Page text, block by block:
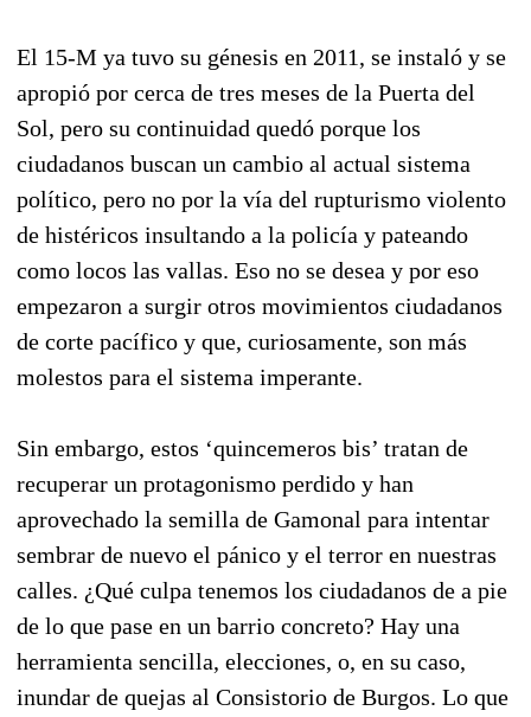
El 15-M ya tuvo su génesis en 2011, se instaló y se
apropió por cerca de tres meses de la Puerta del
Sol, pero su continuidad quedó porque los
ciudadanos buscan un cambio al actual sistema
político, pero no por la vía del rupturismo violento
de histéricos insultando a la policía y pateando
como locos las vallas. Eso no se desea y por eso
empezaron a surgir otros movimientos ciudadanos
de corte pacífico y que, curiosamente, son más
molestos para el sistema imperante.
Sin embargo, estos ‘quincemeros bis’ tratan de
recuperar un protagonismo perdido y han
aprovechado la semilla de Gamonal para intentar
sembrar de nuevo el pánico y el terror en nuestras
calles. ¿Qué culpa tenemos los ciudadanos de a pie
de lo que pase en un barrio concreto? Hay una
herramienta sencilla, elecciones, o, en su caso,
inundar de quejas al Consistorio de Burgos. Lo que